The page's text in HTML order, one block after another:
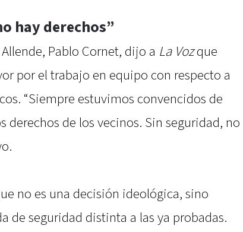
hay derechos”
Pablo Cornet, dijo a La Vozque
por el trabajo en equipo con respecto a
“Siempre estuvimos convencidos de
derechos de los vecinos. Sin seguridad, no
no es una decisión ideológica, sino
de seguridad distinta a las ya probadas.